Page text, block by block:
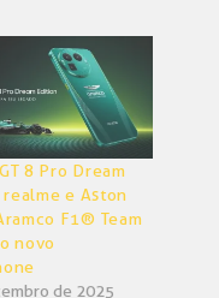
8 Pro Dream
e Aston
F1® Team
novo
de 2025